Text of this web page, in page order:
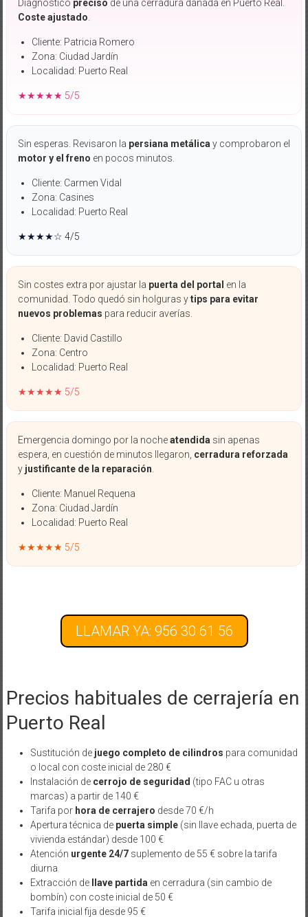
Diagnóstico preciso de una cerradura dañada en Puerto Real.
Coste ajustado
Cliente: Patricia Romero
Zona: Ciudad Jardín
Localidad: Puerto Real
★★★★★ 5/5
Sin esperas. Revisaron la persiana metálica y comprobaron el
motor y el freno en pocos minutos.
Cliente: Carmen Vidal
Zona: Casines
Localidad: Puerto Real
★★★★☆ 4/5
Sin costes extra por ajustar la puerta del portal en la
comunidad. Todo quedó sin holguras ytips para evitar
nuevos problemas para reducir averías.
Cliente: David Castillo
Zona: Centro
Localidad: Puerto Real
★★★★★ 5/5
Emergencia domingo por la nocheatendida sin apenas
espera, en cuestión de minutos llegaron, cerradura reforzada
y justificante de la reparación
Cliente: Manuel Requena
Zona: Ciudad Jardín
Localidad: Puerto Real
★★★★★ 5/5
LLAMAR YA: 956 30 61 56
Precios habituales de cerrajería en
Puerto Real
Sustitución de juego completo de cilindros para comunidad
o local con coste inicial de 280 €
Instalación de cerrojo de seguridad (tipo FAC u otras
marcas) a partir de 140 €
Tarifa por hora de cerrajero desde 70 €/h
Apertura técnica de puerta simple(sin llave echada, puerta de
vivienda estándar) desde 100 €
Atención urgente 24/7suplemento de 55 € sobre la tarifa
diurna
Extracción de
llave partida en cerradura (sin cambio de
bombín) con coste inicial de 50 €
Tarifa inicial fija desde 95 €